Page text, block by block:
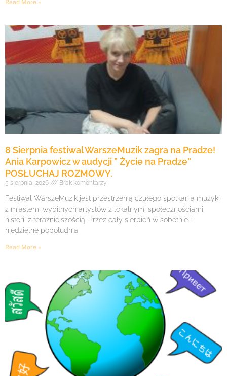
Read More »
8 Sierpnia festiwal WarszeMuzik zagra na Pradze!
Ania Karpowicz w audycji ” Życie na Pradze”
POSŁUCHAJ ROZMOWY.
5 sierpnia, 2026 Brak komentarzy
Festiwal WarszeMuzik jest przestrzenią czułego spotkania muzyki
z miastem, wybitnych artystów z lokalnymi społecznościami,
historii z teraźniejszością. Przez cały sierpień w sobotnie i
niedzielne popołudnia
Read More »